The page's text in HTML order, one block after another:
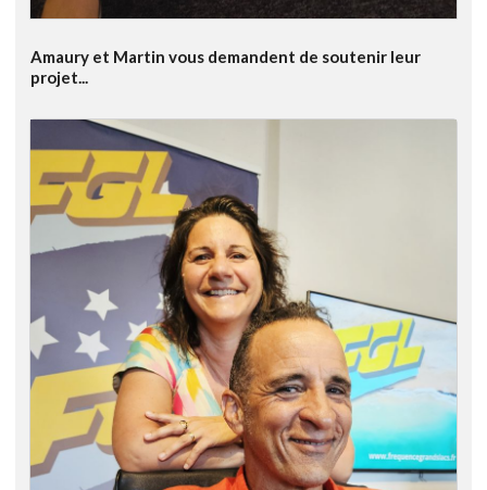
Amaury et Martin vous demandent de soutenir leur
projet...